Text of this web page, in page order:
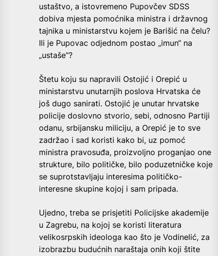
ustaštvo, a istovremeno Pupovčev SDSS
dobiva mjesta pomoćnika ministra i državnog
tajnika u ministarstvu kojem je Barišić na čelu?
Ili je Pupovac odjednom postao „imun“ na
„ustaše“?
Štetu koju su napravili Ostojić i Orepić u
ministarstvu unutarnjih poslova Hrvatska će
još dugo sanirati. Ostojić je unutar hrvatske
policije doslovno stvorio, sebi, odnosno Partiji
odanu, srbijansku miliciju, a Orepić je to sve
zadržao i sad koristi kako bi, uz pomoć
ministra pravosuđa, proizvoljno proganjao one
strukture, bilo političke, bilo poduzetničke koje
se suprotstavljaju interesima političko-
interesne skupine kojoj i sam pripada.
Ujedno, treba se prisjetiti Policijske akademije
u Zagrebu, na kojoj se koristi literatura
velikosrpskih ideologa kao što je Vodinelić, za
izobrazbu budućnih naraštaja onih koji štite